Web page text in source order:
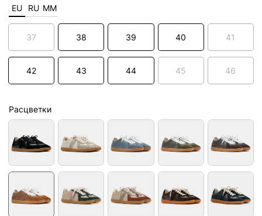
EU RU MM
37 38 39 40 41
42 43 44 45 46
Расцветки